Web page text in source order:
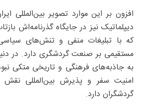
افزون بر این موارد تصویر بین‌المللی
دیپلماتیک نیز در جایگاه گذرنامه‌اش
که با تبلیغات منفی و تنش‌های
مستقیمی بر صنعت گردشگری دارد. در
به جاذبه‌های فرهنگی و تاریخی متکی
امنیت سفر و پذیرش بین‌المللی نقش
گردشگران دارد.